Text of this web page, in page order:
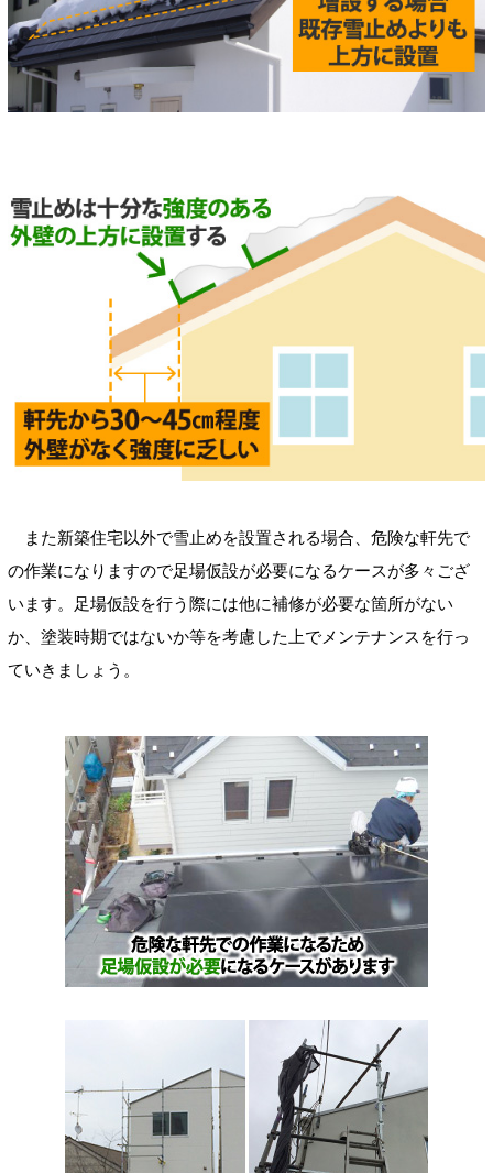
また新築住宅以外で雪止めを設置される場合、危険な軒先で
の作業になりますので足場仮設が必要になるケースが多々ござ
います。足場仮設を行う際には他に補修が必要な箇所がない
か、塗装時期ではないか等を考慮した上でメンテナンスを行っ
ていきましょう。